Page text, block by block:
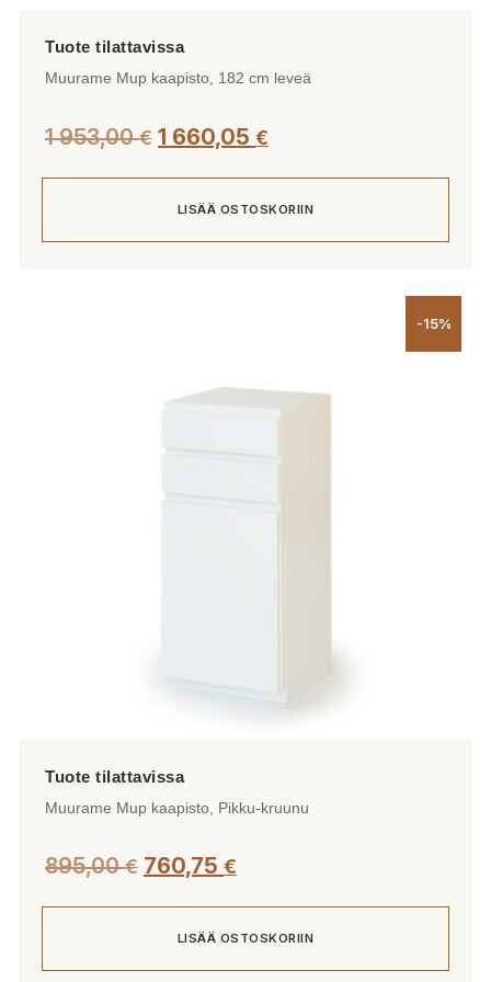
Muurame Mup kaapisto, 182 cm leveä
1 953,00€ 1 660,05 €
LISÄÄ OSTOSKORIIN
-15%
Muurame Mup kaapisto, Pikku-kruunu
895,00€ 760,75 €
LISÄÄ OSTOSKORIIN